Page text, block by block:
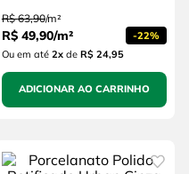
R$ 63,90/m²
R$ 49,90/m² -22%
Ou em até 2xde R$ 24,95
ADICIONAR AO CARRINHO